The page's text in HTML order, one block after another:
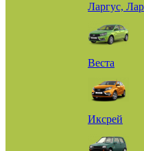
Ларгус,
Веста
Иксрей